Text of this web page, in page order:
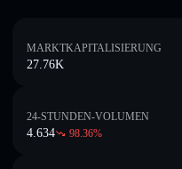
MARKTKAPITALISIERUNG
27.76K
24-STUNDEN-VOLUMEN
4.634 98.36%